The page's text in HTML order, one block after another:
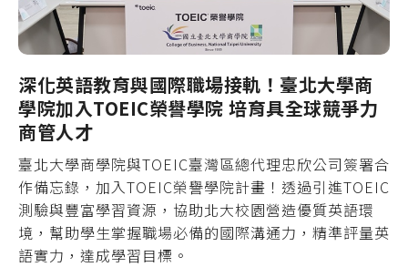
深化英語教育與國際職場接軌！臺北大學商
學院加入TOEIC榮譽學院 培育具全球競爭力
商管人才
臺北大學商學院與TOEIC臺灣區總代理忠欣公司簽署合
作備忘錄，加入TOEIC榮譽學院計畫！透過引進TOEIC
測驗與豐富學習資源，協助北大校園營造優質英語環
境，幫助學生掌握職場必備的國際溝通力，精準評量英
語實力，達成學習目標。